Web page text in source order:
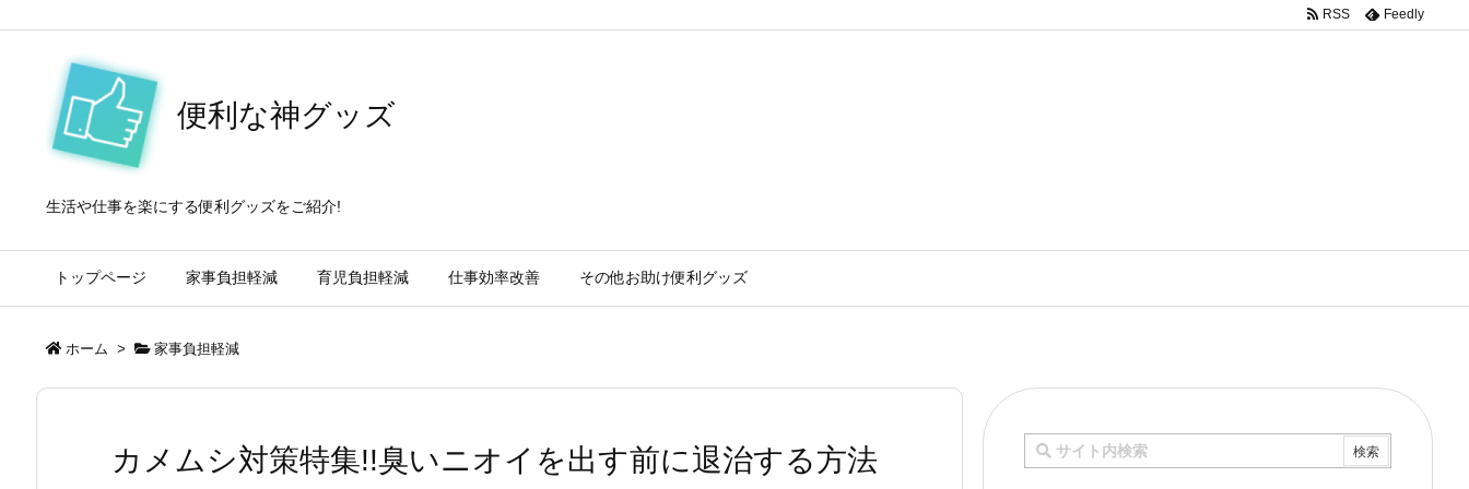
便利な神グッズ
生活や仕事を楽にする便利グッズをご紹介!
トップページ 家事負担軽減 育児負担軽減 仕事効率改善 その他お助け便利グッズ
RSS Feedly
ホーム > 家事負担軽減
カメムシ対策特集!!臭いニオイを出す前に退治する方法